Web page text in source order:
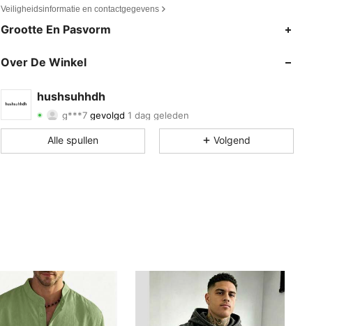
Veiligheidsinformatie en contactgegevens
Grootte En Pasvorm
Over De Winkel
hushsuhhdh
5.00
g***7gevolgd
5.00 Beoordeling 50 Artikelen 3Volgers
Alle spullen Volgend